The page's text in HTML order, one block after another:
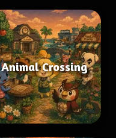
Animal Crossing